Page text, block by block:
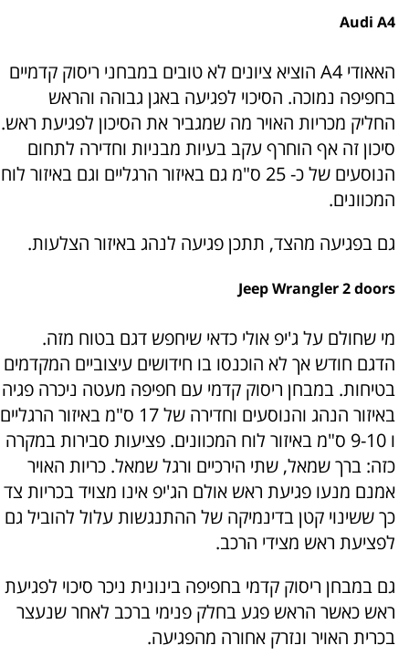
Audi A4
האאודי A4 הוציא ציונים לא טובים במבחני ריסוק קדמיים
בחפיפה נמוכה. הסיכוי לפגיעה באגן גבוהה והראש
החליק מכריות האויר מה שמגביר את הסיכון לפגיעת ראש.
סיכון זה אף הוחרף עקב בעיות מבניות וחדירה לתחום
הנוסעים של כ- 25 ס"מ גם באיזור הרגליים וגם באיזור לוח
המכוונים.
גם בפגיעה מהצד, תתכן פגיעה לנהג באיזור הצלעות.
Jeep Wrangler 2 doors
מי שחולם על ג'יפ אולי כדאי שיחפש דגם בטוח מזה.
הדגם חודש אך לא הוכנסו בו חידושים עיצוביים המקדמים
בטיחות. במבחן ריסוק קדמי עם חפיפה מעטה ניכרה פגיה
באיזור הנהג והנוסעים וחדירה של 17 ס"מ באיזור הרגליים
ו 9-10 ס"מ באיזור לוח המכוונים. פציעות סבירות במקרה
כזה: ברך שמאל, שתי הירכיים ורגל שמאל. כריות האויר
אמנם מנעו פגיעת ראש אולם הג'יפ אינו מצויד בכריות צד
כך ששינוי קטן בדינמיקה של ההתנגשות עלול להוביל גם
לפציעת ראש מצידי הרכב.
גם במבחן ריסוק קדמי בחפיפה בינונית ניכר סיכוי לפגיעת
ראש כאשר הראש פגע בחלק פנימי ברכב לאחר שנעצר
בכרית האויר ונזרק אחורה מהפגיעה.